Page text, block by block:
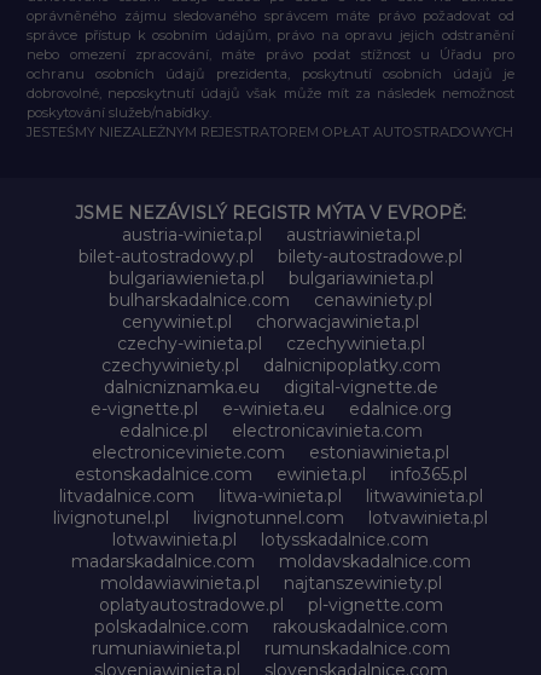
oprávněného zájmu sledovaného správcem máte právo požadovat od
správce přístup k osobním údajům, právo na opravu jejich odstranění
nebo omezení zpracování, máte právo podat stížnost u Úřadu pro
ochranu osobních údajů prezidenta, poskytnutí osobních údajů je
dobrovolné, neposkytnutí údajů však může mít za následek nemožnost
poskytování služeb/nabídky.
JESTEŚMY NIEZALEŻNYM REJESTRATOREM OPŁAT AUTOSTRADOWYCH
JSME NEZÁVISLÝ REGISTR MÝTA V EVROPĚ:
austria-winieta.pl
austriawinieta.pl
bilet-autostradowy.pl
bilety-autostradowe.pl
bulgariawienieta.pl
bulgariawinieta.pl
bulharskadalnice.com
cenawiniety.pl
cenywiniet.pl
chorwacjawinieta.pl
czechy-winieta.pl
czechywinieta.pl
czechywiniety.pl
dalnicnipoplatky.com
dalnicniznamka.eu
digital-vignette.de
e-vignette.pl
e-winieta.eu
edalnice.org
edalnice.pl
electronicavinieta.com
electroniceviniete.com
estoniawinieta.pl
estonskadalnice.com
ewinieta.pl
info365.pl
litvadalnice.com
litwa-winieta.pl
litwawinieta.pl
livignotunel.pl
livignotunnel.com
lotvawinieta.pl
lotwawinieta.pl
lotysskadalnice.com
madarskadalnice.com
moldavskadalnice.com
moldawiawinieta.pl
najtanszewiniety.pl
oplatyautostradowe.pl
pl-vignette.com
polskadalnice.com
rakouskadalnice.com
rumuniawinieta.pl
rumunskadalnice.com
sloveniawinieta.pl
slovenskadalnice.com